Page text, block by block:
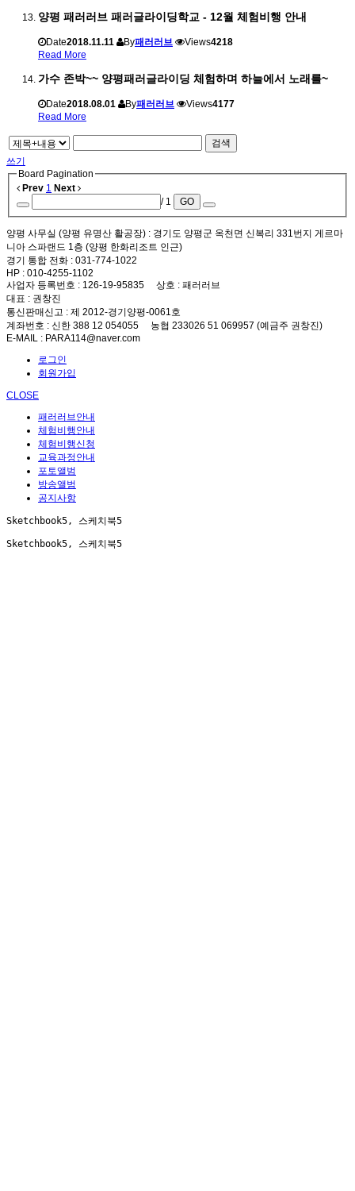
양평 패러러브 패러글라이딩학교 - 12월 체험비행 안내
Date2018.11.11 By패러러브 Views4218
Read More
가수 존박~~ 양평패러글라이딩 체험하며 하늘에서 노래를~
Date2018.08.01 By패러러브 Views4177
Read More
검색
쓰기
Board Pagination
Prev 1 Next
/ 1
GO
양평 사무실 (양평 유명산 활공장) : 경기도 양평군 옥천면 신복리 331번지 게르마
니아 스파랜드 1층 (양평 한화리조트 인근)
경기 통합 전화 : 031-774-1022
HP : 010-4255-1102
사업자 등록번호 : 126-19-95835 상호 : 패러러브
대표 : 권창진
통신판매신고 : 제 2012-경기양평-0061호
계좌번호 : 신한 388 12 054055 농협 233026 51 069957 (예금주 권창진)
E-MAIL : PARA114@naver.com
로그인
회원가입
CLOSE
패러러브안내
체험비행안내
체험비행신청
교육과정안내
포토앨범
방송앨범
공지사항
Sketchbook5, 스케치북5
Sketchbook5, 스케치북5